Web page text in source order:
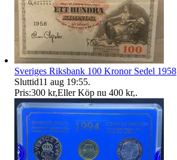
Sveriges Riksbank 100 Kronor Sedel 1958
Sluttid11 aug 19:55.
Pris:300 kr,Eller Köp nu 400 kr,.